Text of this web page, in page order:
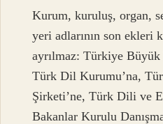
Kurum, kuruluş, organ,
yeri adlarının son ekleri
ayrılmaz: Türkiye
Türk Dil Kurumu’na,
Şirketi’ne, Türk Dili ve
Bakanlar Kurulu